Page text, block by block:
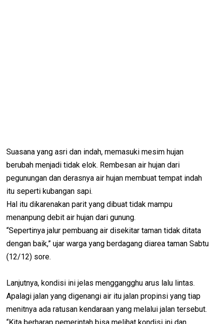
Suasana yang asri dan indah, memasuki mesim hujan
berubah menjadi tidak elok. Rembesan air hujan dari
pegunungan dan derasnya air hujan membuat tempat indah
itu seperti kubangan sapi.
Hal itu dikarenakan parit yang dibuat tidak mampu
menanpung debit air hujan dari gunung.
“Sepertinya jalur pembuang air disekitar taman tidak ditata
dengan baik,” ujar warga yang berdagang diarea taman Sabtu
(12/12) sore.
Lanjutnya, kondisi ini jelas menggangghu arus lalu lintas.
Apalagi jalan yang digenangi air itu jalan propinsi yang tiap
menitnya ada ratusan kendaraan yang melalui jalan tersebut.